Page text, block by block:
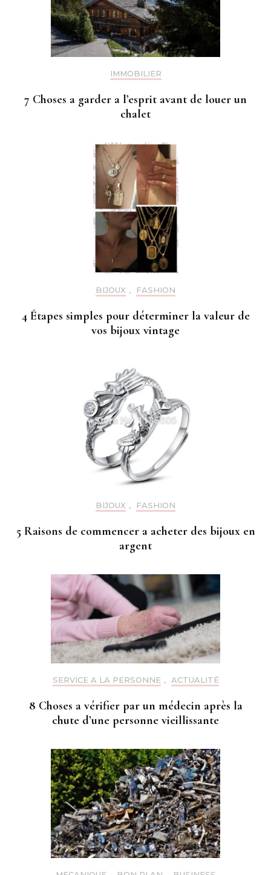
IMMOBILIER
7 Choses a garder a l’esprit avant de louer un
chalet
BIJOUX , FASHION
4 Étapes simples pour déterminer la valeur de
vos bijoux vintage
BIJOUX , FASHION
5 Raisons de commencer a acheter des bijoux en
argent
SERVICE A LA PERSONNE , ACTUALITÉ
8 Choses a vérifier par un médecin après la
chute d’une personne vieillissante